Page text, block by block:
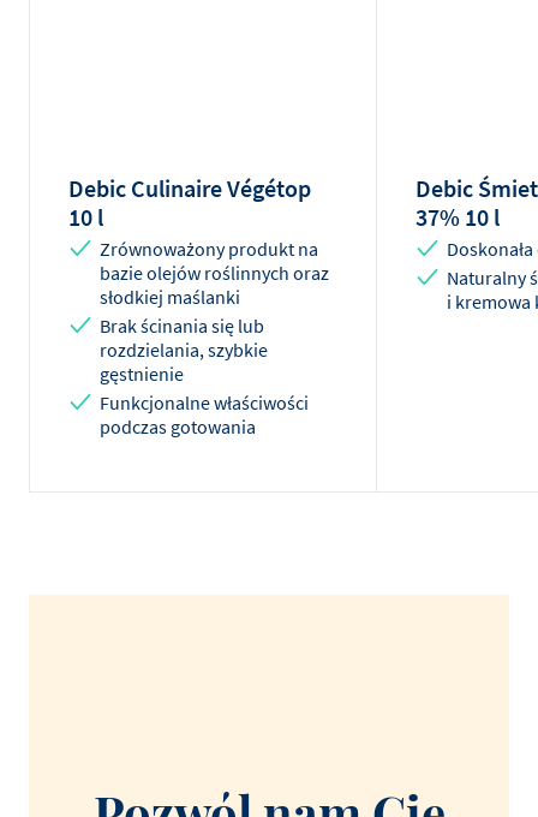
Debic Culinaire Végétop
10 l
Zrównoważony produkt na
bazie olejów roślinnych oraz
słodkiej maślanki
Brak ścinania się lub
rozdzielania, szybkie
gęstnienie
Funkcjonalne właściwości
podczas gotowania
Debic
37% 10 l
Naturalny
i kremowa